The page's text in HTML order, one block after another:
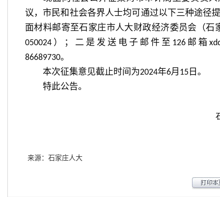
议，市民和社会各界人士均可通过以下三种途径
面材料邮寄至石家庄市人大财政经济委员会（石
050024 ）；二是发送电子邮件至 126邮箱
86689730。
本次征集意见截止时间为2024年6月 15 日。
特此公告。
来源：石家庄人大